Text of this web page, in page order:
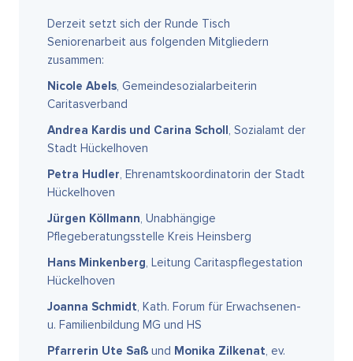
Derzeit setzt sich der Runde Tisch
Seniorenarbeit aus folgenden Mitgliedern
zusammen:
Nicole Abels, Gemeindesozialarbeiterin
Caritasverband
Andrea Kardis und Carina Scholl, Sozialamt der
Stadt Hückelhoven
Petra Hudler, Ehrenamtskoordinatorin der Stadt
Hückelhoven
Jürgen Köllmann, Unabhängige
Pflegeberatungsstelle Kreis Heinsberg
Hans Minkenberg, Leitung Caritaspflegestation
Hückelhoven
Joanna Schmidt, Kath. Forum für Erwachsenen-
u. Familienbildung MG und HS
Pfarrerin Ute Saß und Monika Zilkenat, ev.